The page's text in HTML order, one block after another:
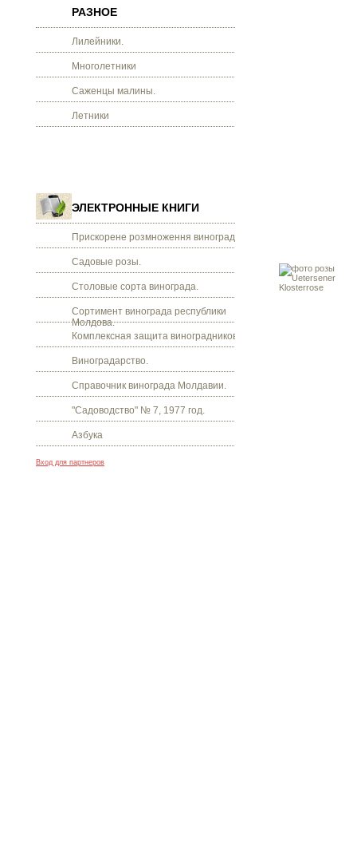
РАЗНОЕ
Лилейники.
Многолетники
Саженцы малины.
Летники
ЭЛЕКТРОННЫЕ КНИГИ
Прискорене розмноження винограду.
Садовые розы.
Столовые сорта винограда.
Сортимент винограда республики
Молдова.
Комплексная защита виноградников.
Виноградарство.
Справочник винограда Молдавии.
"Садоводство" № 7, 1977 год.
Азбука
Вход для партнеров